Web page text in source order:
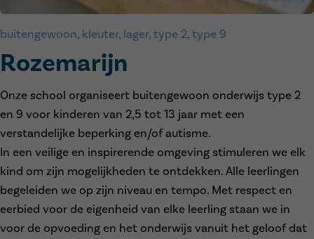
buitengewoon, kleuter, lager, type 2, type 9
Rozemarijn
Onze school organiseert buitengewoon onderwijs type 2
en 9 voor kinderen van 2,5 tot 13 jaar met een
verstandelijke beperking en/of autisme.
In een veilige en inspirerende omgeving stimuleren we elk
kind om zijn mogelijkheden te ontdekken. Alle leerlingen
begeleiden we op zijn niveau en tempo. Met respect en
eerbied voor de eigenheid van elke leerling staan we in
voor de opvoeding en het onderwijs vanuit het geloof dat